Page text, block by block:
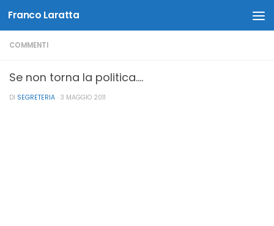
Salta al contenuto
Franco Laratta
COMMENTI
Se non torna la politica….
DI SEGRETERIA · 3 MAGGIO 2011